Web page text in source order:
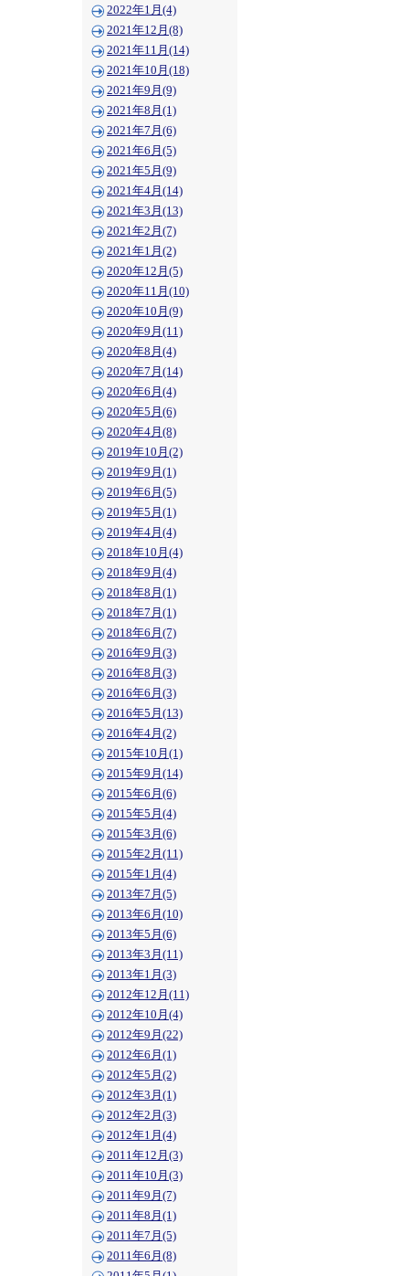
2022年1月(4)
2021年12月(8)
2021年11月(14)
2021年10月(18)
2021年9月(9)
2021年8月(1)
2021年7月(6)
2021年6月(5)
2021年5月(9)
2021年4月(14)
2021年3月(13)
2021年2月(7)
2021年1月(2)
2020年12月(5)
2020年11月(10)
2020年10月(9)
2020年9月(11)
2020年8月(4)
2020年7月(14)
2020年6月(4)
2020年5月(6)
2020年4月(8)
2019年10月(2)
2019年9月(1)
2019年6月(5)
2019年5月(1)
2019年4月(4)
2018年10月(4)
2018年9月(4)
2018年8月(1)
2018年7月(1)
2018年6月(7)
2016年9月(3)
2016年8月(3)
2016年6月(3)
2016年5月(13)
2016年4月(2)
2015年10月(1)
2015年9月(14)
2015年6月(6)
2015年5月(4)
2015年3月(6)
2015年2月(11)
2015年1月(4)
2013年7月(5)
2013年6月(10)
2013年5月(6)
2013年3月(11)
2013年1月(3)
2012年12月(11)
2012年10月(4)
2012年9月(22)
2012年6月(1)
2012年5月(2)
2012年3月(1)
2012年2月(3)
2012年1月(4)
2011年12月(3)
2011年10月(3)
2011年9月(7)
2011年8月(1)
2011年7月(5)
2011年6月(8)